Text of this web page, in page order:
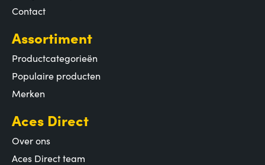
Contact
Assortiment
Productcategorieën
Populaire producten
Merken
Aces Direct
Over ons
Aces Direct team